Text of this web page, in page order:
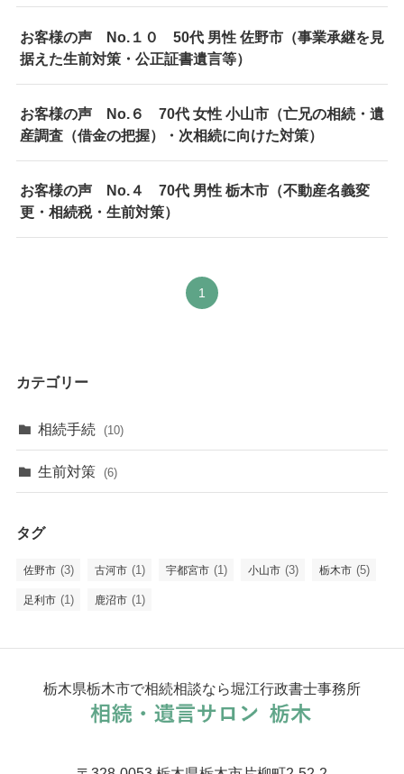
お客様の声 No.１０ 50代 男性 佐野市（事業承継を見
据えた生前対策・公正証書遺言等）
お客様の声 No.６ 70代 女性 小山市（亡兄の相続・遺
産調査（借金の把握）・次相続に向けた対策）
お客様の声 No.４ 70代 男性 栃木市（不動産名義変
更・相続税・生前対策）
1
カテゴリー
相続手続 (10)
生前対策 (6)
タグ
佐野市 (3) 古河市 (1) 宇都宮市 (1) 小山市 (3) 栃木市 (5)
足利市 (1) 鹿沼市 (1)
栃木県栃木市で相続相談なら堀江行政書士事務所